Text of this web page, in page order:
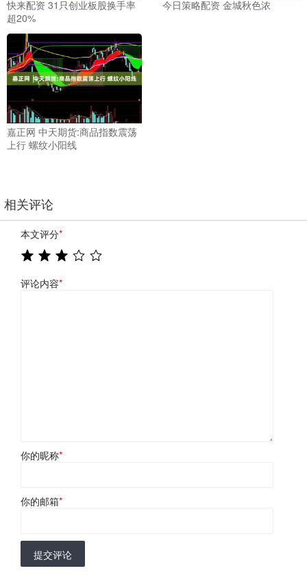
快来配资 31只创业板股换手率
超20%
今日策略配资 金城秋色浓
嘉正网 中天期货:商品指数震荡
上行 螺纹小阳线
相关评论
本文评分*
评论内容*
你的昵称*
你的邮箱*
提交评论